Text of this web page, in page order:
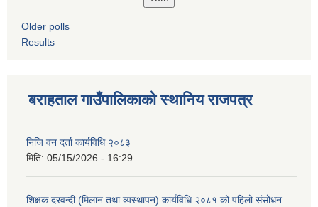
Older polls
Results
बराहताल गाउँपालिकाको स्थानिय राजपत्र
निजि वन दर्ता कार्यविधि २०८३
मिति: 05/15/2026 - 16:29
शिक्षक दरवन्दी (मिलान तथा व्यस्थापन) कार्यविधि २०८१ को पहिलो संसोधन